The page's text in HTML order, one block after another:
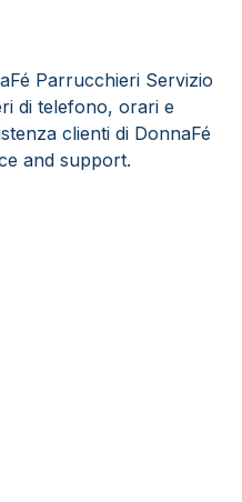
Parrucchieri Servizio
di telefono, orari e
clienti di DonnaFé
and support.